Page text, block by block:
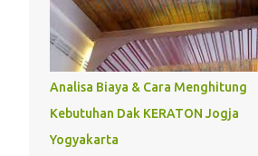
Analisa Biaya & Cara Menghitung
Kebutuhan Dak KERATON Jogja
Yogyakarta